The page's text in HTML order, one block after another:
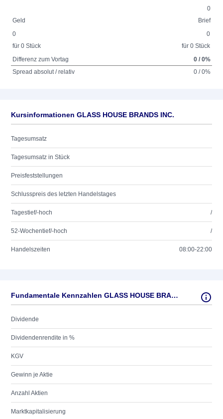
0
Geld
Brief
0
für 0 Stück
0
für 0 Stück
Differenz zum Vortag
0 / 0%
Spread absolut / relativ
0 / 0%
Kursinformationen GLASS HOUSE BRANDS INC.
Tagesumsatz
Tagesumsatz in Stück
Preisfeststellungen
Schlusspreis des letzten Handelstages
Tagestief/-hoch /
52-Wochentief/-hoch /
Handelszeiten 08:00-22:00
Fundamentale Kennzahlen GLASS HOUSE BRANDS INC.
Dividende
Dividendenrendite in %
KGV
Gewinn je Aktie
Anzahl Aktien
Marktkapitalisierung